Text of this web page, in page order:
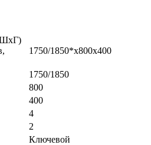
1750/1850*x800x400
1750/1850
800
400
4
2
Ключевой